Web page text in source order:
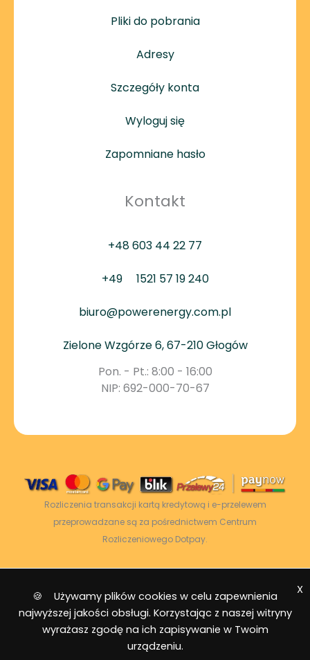
Pliki do pobrania
Adresy
Szczegóły konta
Wyloguj się
Zapomniane hasło
Kontakt
+48 603 44 22 77
+49 1521 57 19 240
biuro@powerenergy.com.pl
Zielone Wzgórze 6, 67-210 Głogów
Pon. - Pt.: 8:00 - 16:00
NIP: 692-000-70-67
Rozliczenia transakcji kartą kredytową i e-przelewem
przeprowadzane są za pośrednictwem Centrum
Rozliczeniowego Dotpay.
2026 © Power Energy -
Wszelkie prawa
zastrzeżone
|Mapa strony
🍪 Używamy plików cookies w celu zapewnienia
najwyższej jakości obsługi. Korzystając z naszej witryny
wyrażasz zgodę na ich zapisywanie w Twoim
urządzeniu.
X